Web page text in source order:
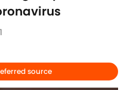
source